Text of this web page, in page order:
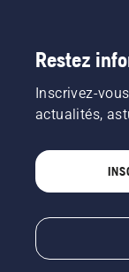
Restez
Inscrivez-
actualités,